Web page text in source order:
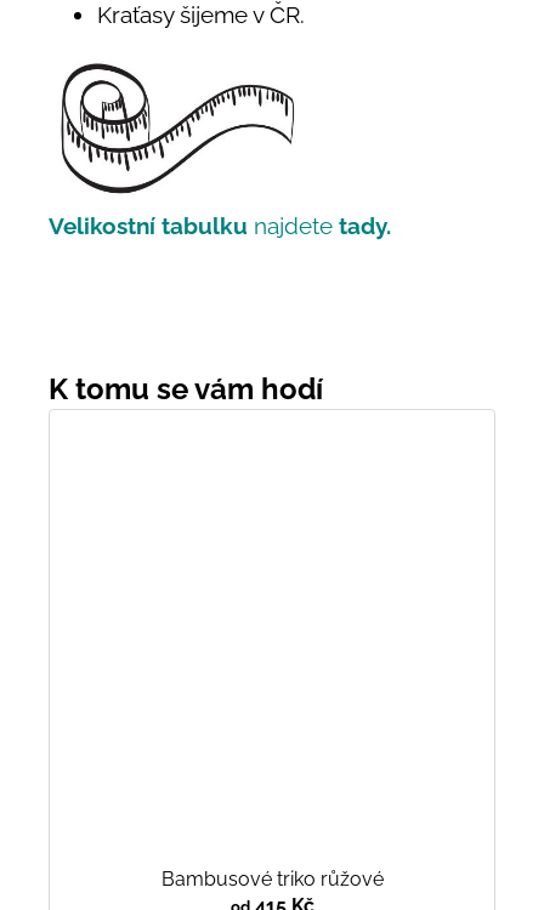
Kraťasy šijeme v ČR.
Velikostní tabulku najdete tady.
Bambusové triko růžové